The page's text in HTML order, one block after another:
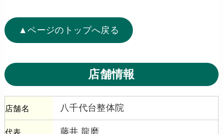
▲ページのトップへ戻る
店舗情報
店舗名 八千代台整体院
代表 藤井 龍磨